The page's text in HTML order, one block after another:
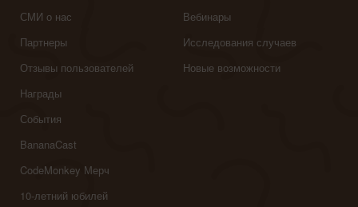
СМИ о нас
Партнеры
Отзывы пользователей
Награды
События
BananaCast
CodeMonkey Мерч
10-летний юбилей
Вебинары
Исследования случаев
Новые возможности